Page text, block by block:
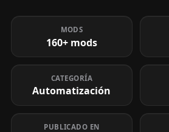
MODS
160+ mods
CATEGORÍA
Automatización
PUBLICADO EN